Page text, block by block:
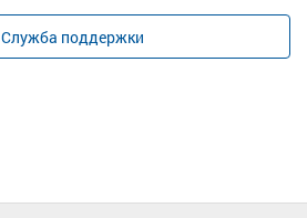
Служба поддержки